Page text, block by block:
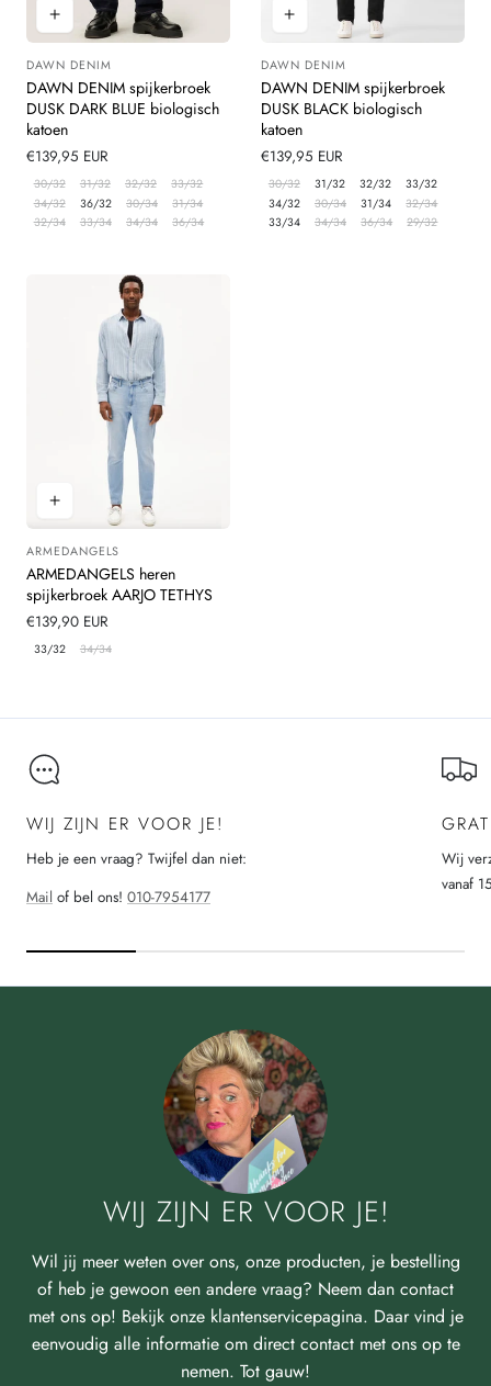
Leverancier:
DAWN DENIM
DAWN DENIM spijkerbroek
DUSK DARK BLUE biologisch
katoen
Normale
prijs
€139,95 EUR
30/32 31/32 32/32
33/32
34/32
36/32 30/34
31/34
32/34
33/34 34/34 36/34
Leverancier:
DAWN DENIM
DAWN DENIM spijkerbroek
DUSK BLACK biologisch
katoen
Normale
prijs
€139,95 EUR
30/32 31/32 32/32
33/32
34/32
30/34 31/34
32/34
33/34
34/34 36/34 29/32
Leverancier:
ARMEDANGELS
ARMEDANGELS heren
spijkerbroek AARJO TETHYS
Normale
prijs
€139,90 EUR
33/32 34/34
WIJ ZIJN ER VOOR JE!
Heb je een vraag? Twijfel dan niet:
Mail of bel ons! 010-7954177
Wij
vanaf
WIJ ZIJN ER VOOR JE!
Wil jij meer weten over ons, onze producten, je bestelling
of heb je gewoon een andere vraag? Neem dan contact
met ons op! Bekijk onze klantenservicepagina. Daar vind je
eenvoudig alle informatie om direct contact met ons op te
nemen. Tot gauw!